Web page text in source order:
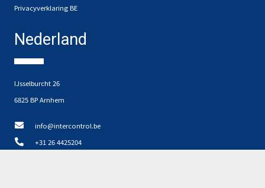
Privacyverklaring BE
Nederland
IJsselburcht 26
6825 BP Arnhem
info@intercontrol.be
+31 26 4425204